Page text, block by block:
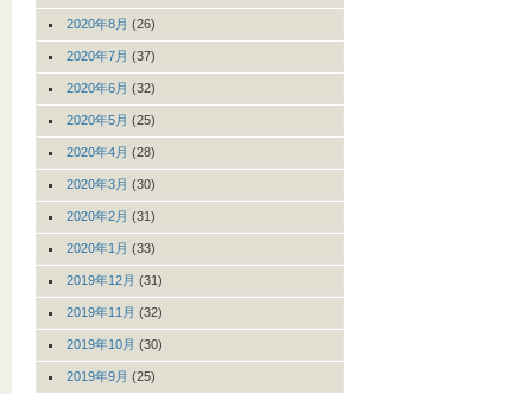
2020年8月 (26)
2020年7月 (37)
2020年6月 (32)
2020年5月 (25)
2020年4月 (28)
2020年3月 (30)
2020年2月 (31)
2020年1月 (33)
2019年12月 (31)
2019年11月 (32)
2019年10月 (30)
2019年9月 (25)